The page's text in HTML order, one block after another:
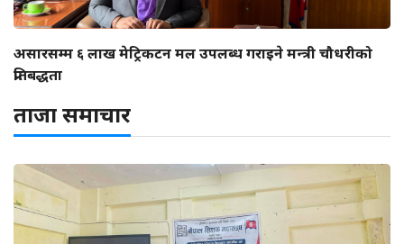
असारसम्म ६ लाख मेट्रिकटन मल उपलब्ध गराइने मन्त्री चौधरीको
प्रतिबद्धता
ताजा समाचार